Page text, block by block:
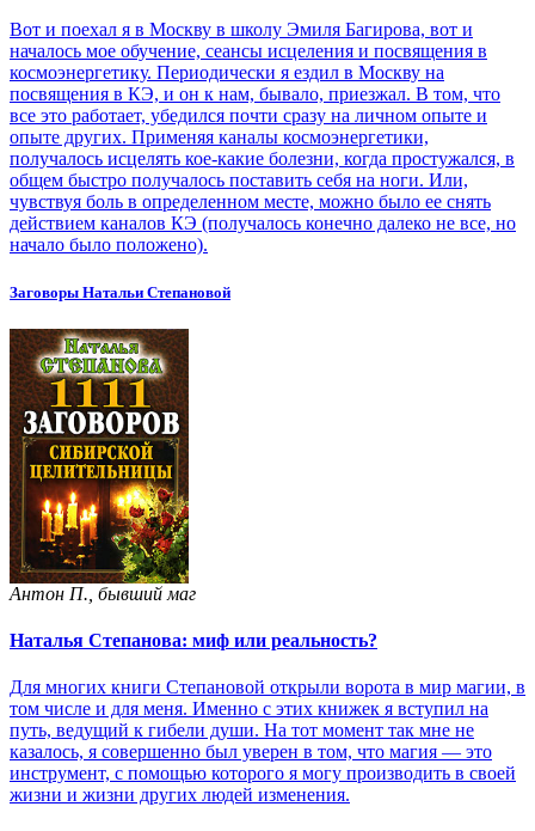
Вот и поехал я в Москву в школу Эмиля Багирова, вот и
началось мое обучение, сеансы исцеления и посвящения в
космоэнергетику. Периодически я ездил в Москву на
посвящения в КЭ, и он к нам, бывало, приезжал. В том, что
все это работает, убедился почти сразу на личном опыте и
опыте других. Применяя каналы космоэнергетики,
получалось исцелять кое-какие болезни, когда простужался, в
общем быстро получалось поставить себя на ноги. Или,
чувствуя боль в определенном месте, можно было ее снять
действием каналов КЭ (получалось конечно далеко не все, но
начало было положено).
Заговоры Натальи Степановой
Антон П., бывший маг
Наталья Степанова: миф или реальность?
Для многих книги Степановой открыли ворота в мир магии, в
том числе и для меня. Именно с этих книжек я вступил на
путь, ведущий к гибели души. На тот момент так мне не
казалось, я совершенно был уверен в том, что магия — это
инструмент, с помощью которого я могу производить в своей
жизни и жизни других людей изменения.